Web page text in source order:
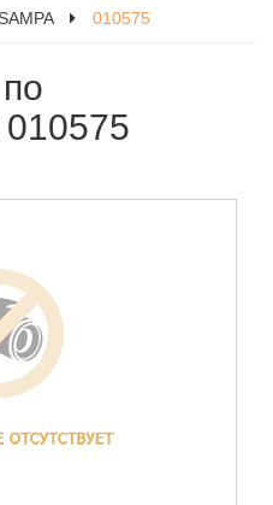
SAMPA 010575
010575